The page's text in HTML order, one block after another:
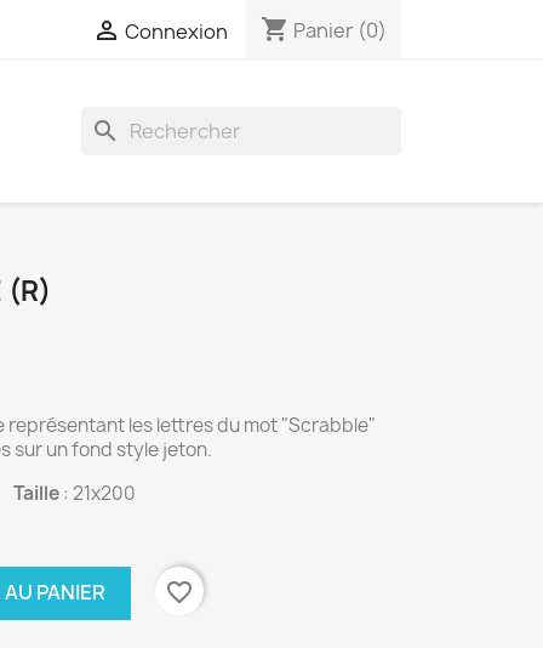
 Connexion shopping_cart Panier (0)
search
(R)
les lettres du mot "Scrabble"
sur un fond style jeton.
Taille: 21x200
PANIER favorite_border